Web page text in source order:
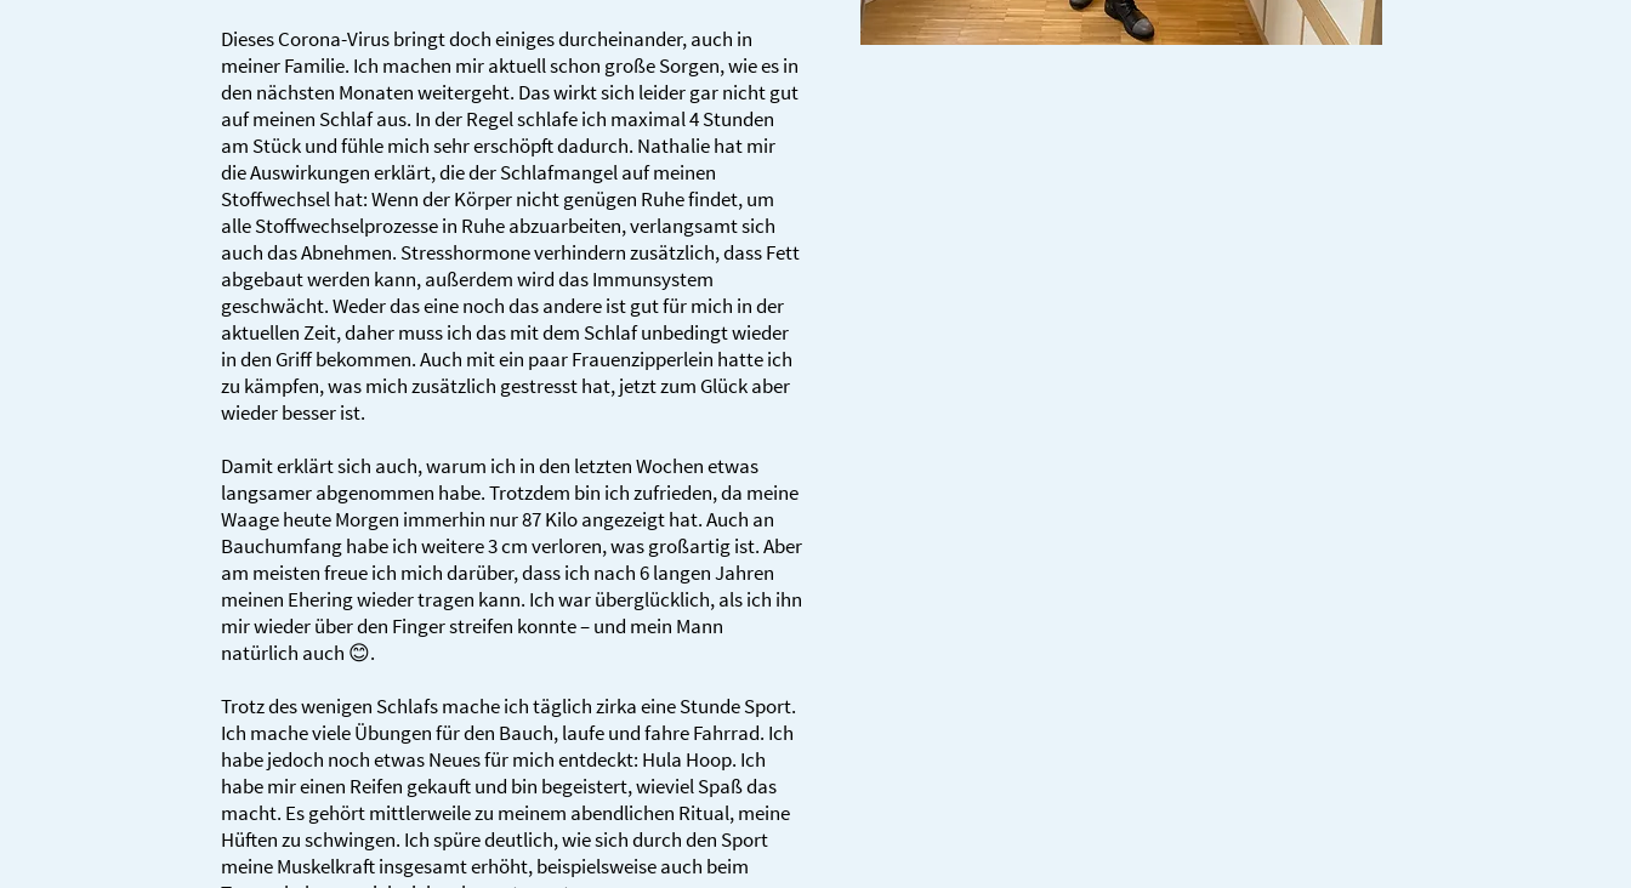
Dieses Corona-Virus bringt doch einiges durcheinander, auch in
meiner Familie. Ich machen mir aktuell schon große Sorgen, wie es in
den nächsten Monaten weitergeht. Das wirkt sich leider gar nicht gut
auf meinen Schlaf aus. In der Regel schlafe ich maximal 4 Stunden
am Stück und fühle mich sehr erschöpft dadurch. Nathalie hat mir
die Auswirkungen erklärt, die der Schlafmangel auf meinen
Stoffwechsel hat: Wenn der Körper nicht genügen Ruhe findet, um
alle Stoffwechselprozesse in Ruhe abzuarbeiten, verlangsamt sich
auch das Abnehmen. Stresshormone verhindern zusätzlich, dass Fett
abgebaut werden kann, außerdem wird das Immunsystem
geschwächt. Weder das eine noch das andere ist gut für mich in der
aktuellen Zeit, daher muss ich das mit dem Schlaf unbedingt wieder
in den Griff bekommen. Auch mit ein paar Frauenzipperlein hatte ich
zu kämpfen, was mich zusätzlich gestresst hat, jetzt zum Glück aber
wieder besser ist.
Damit erklärt sich auch, warum ich in den letzten Wochen etwas
langsamer abgenommen habe. Trotzdem bin ich zufrieden, da meine
Waage heute Morgen immerhin nur 87 Kilo angezeigt hat. Auch an
Bauchumfang habe ich weitere 3 cm verloren, was großartig ist. Aber
am meisten freue ich mich darüber, dass ich nach 6 langen Jahren
meinen Ehering wieder tragen kann. Ich war überglücklich, als ich ihn
mir wieder über den Finger streifen konnte – und mein Mann
natürlich auch 😊.
Trotz des wenigen Schlafs mache ich täglich zirka eine Stunde Sport.
Ich mache viele Übungen für den Bauch, laufe und fahre Fahrrad. Ich
habe jedoch noch etwas Neues für mich entdeckt: Hula Hoop. Ich
habe mir einen Reifen gekauft und bin begeistert, wieviel Spaß das
macht. Es gehört mittlerweile zu meinem abendlichen Ritual, meine
Hüften zu schwingen. Ich spüre deutlich, wie sich durch den Sport
meine Muskelkraft insgesamt erhöht, beispielsweise auch beim